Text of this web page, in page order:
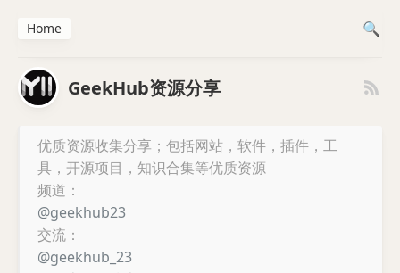
GeekHub资源分享
优质资源收集分享；包括网站，软件，插件，工
具，开源项目，知识合集等优质资源
频道：
@geekhub23
交流：
@geekhub_23
Home